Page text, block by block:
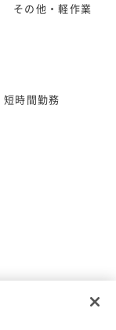
その他・軽作業
短時間勤務